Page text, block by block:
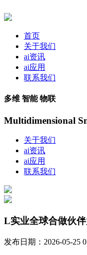
首页
关于我们
ai资讯
ai应用
联系我们
多维 智能 物联
Multidimensional
关于我们
ai资讯
ai应用
联系我们
L实业全球合做伙
发布日期：2026-05-25